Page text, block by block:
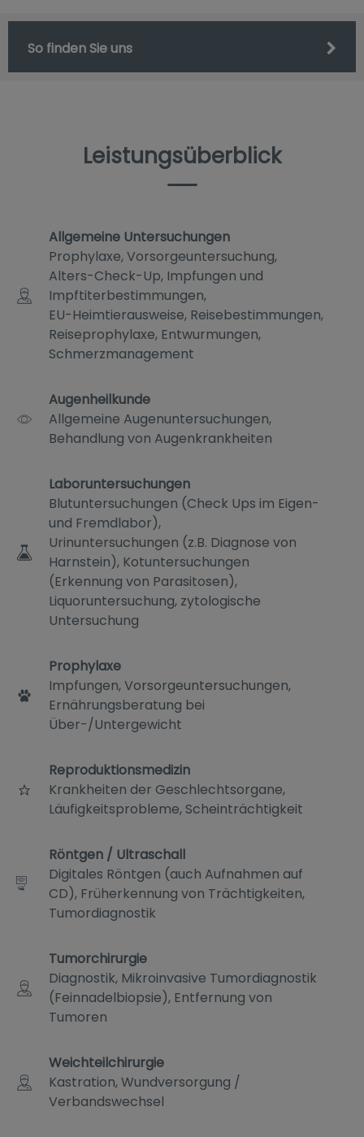
So finden Sie uns
Leistungsüberblick
Allgemeine Untersuchungen
Prophylaxe, Vorsorgeuntersuchung,
Alters-Check-Up, Impfungen und
Impftiterbestimmungen,
EU-Heimtierausweise, Reisebestimmungen,
Reiseprophylaxe, Entwurmungen,
Schmerzmanagement
Augenheilkunde
Allgemeine Augenuntersuchungen,
Behandlung von Augenkrankheiten
Laboruntersuchungen
Blutuntersuchungen (Check Ups im Eigen-
und Fremdlabor),
Urinuntersuchungen (z.B. Diagnose von
Harnstein), Kotuntersuchungen
(Erkennung von Parasitosen),
Liquoruntersuchung, zytologische
Untersuchung
Prophylaxe
Impfungen, Vorsorgeuntersuchungen,
Ernährungsberatung bei
Über-/Untergewicht
Reproduktionsmedizin
Krankheiten der Geschlechtsorgane,
Läufigkeitsprobleme, Scheinträchtigkeit
Röntgen / Ultraschall
Digitales Röntgen (auch Aufnahmen auf
CD), Früherkennung von Trächtigkeiten,
Tumordiagnostik
Tumorchirurgie
Diagnostik, Mikroinvasive Tumordiagnostik
(Feinnadelbiopsie), Entfernung von
Tumoren
Weichteilchirurgie
Kastration, Wundversorgung /
Verbandswechsel